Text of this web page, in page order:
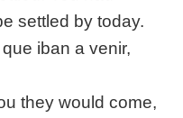
settled by today.
iban a venir,
they would come,